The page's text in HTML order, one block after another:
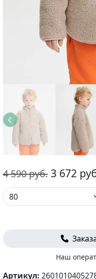
4 590руб. 3 672
Наш
Артикул: